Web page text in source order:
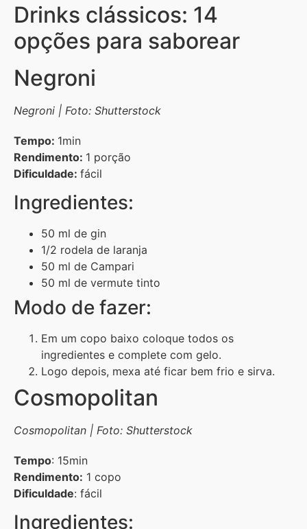
Drinks clássicos: 14
opções para saborear
Negroni
Negroni | Foto: Shutterstock
Tempo: 1min
Rendimento: 1 porção
Dificuldade: fácil
Ingredientes:
50 ml de gin
1/2 rodela de laranja
50 ml de Campari
50 ml de vermute tinto
Modo de fazer:
Em um copo baixo coloque todos os
ingredientes e complete com gelo.
Logo depois, mexa até ficar bem frio e sirva.
Cosmopolitan
Cosmopolitan | Foto: Shutterstock
Tempo: 15min
Rendimento: 1 copo
Dificuldade: fácil
Ingredientes: